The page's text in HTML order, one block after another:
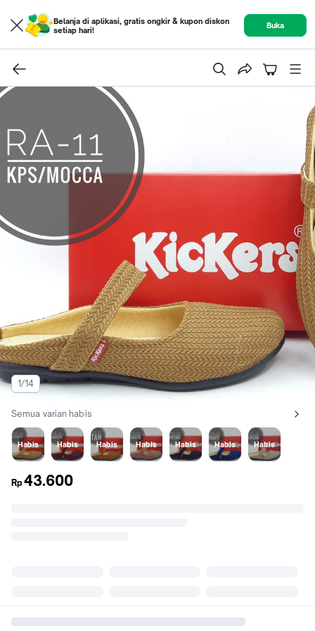
Belanja di aplikasi, gratis ongkir & kupon diskon
setiap hari!
Buka
1/14
Lihat semua variant:
Semua varian habis
Habis
Kps / Mocca
Habis
Maroon
Habis
Tan
Habis
Salem
Habis
Hitam
Habis
Navy
Habis
Cream
Rp43.600